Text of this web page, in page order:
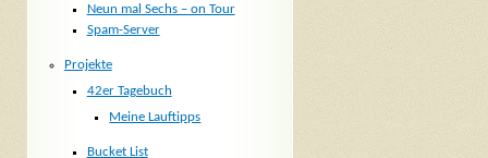
Neun mal Sechs – on Tour
Spam-Server
Projekte
42er Tagebuch
Meine Lauftipps
Bucket List